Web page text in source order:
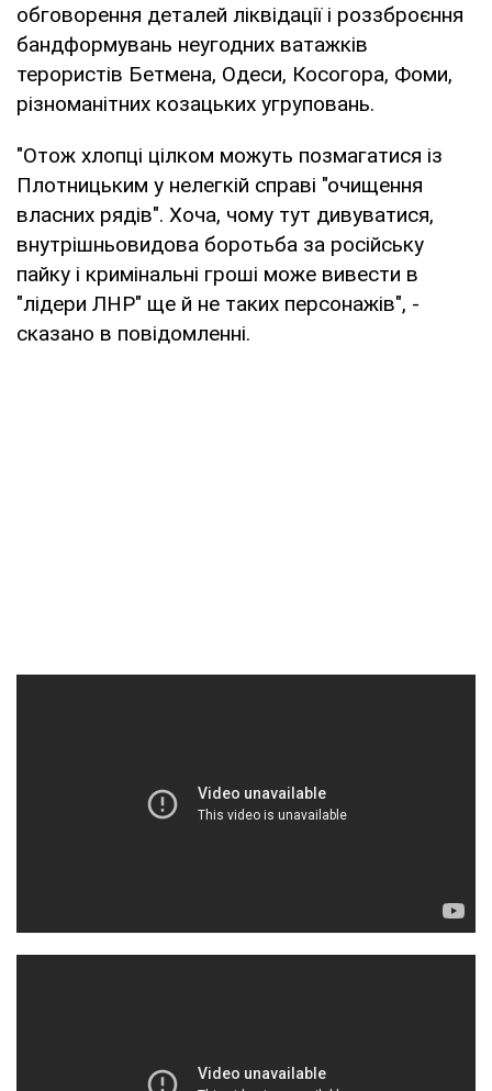
обговорення деталей ліквідації і роззброєння
бандформувань неугодних ватажків
терористів Бетмена, Одеси, Косогора, Фоми,
різноманітних козацьких угруповань.
"Отож хлопці цілком можуть позмагатися із
Плотницьким у нелегкій справі "очищення
власних рядів". Хоча, чому тут дивуватися,
внутрішньовидова боротьба за російську
пайку і кримінальні гроші може вивести в
"лідери ЛНР" ще й не таких персонажів", -
сказано в повідомленні.